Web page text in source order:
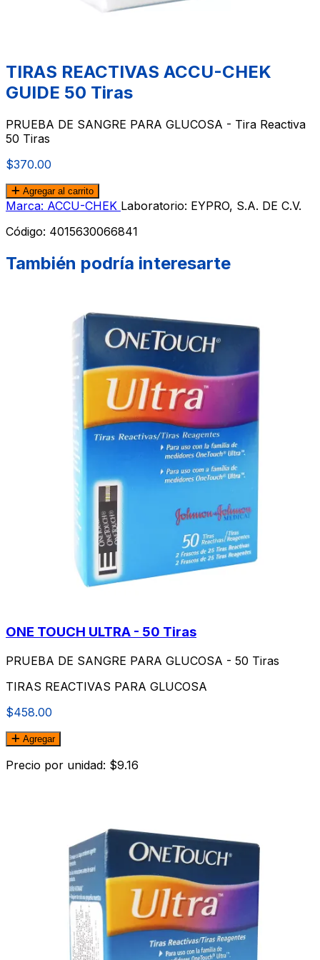
TIRAS REACTIVAS ACCU-CHEK
GUIDE 50 Tiras
PRUEBA DE SANGRE PARA GLUCOSA - Tira Reactiva
50 Tiras
$370.00
Agregar al carrito
Marca: ACCU-CHEK Laboratorio: EYPRO, S.A. DE C.V.
Código: 4015630066841
También podría interesarte
ONE TOUCH ULTRA - 50 Tiras
PRUEBA DE SANGRE PARA GLUCOSA - 50 Tiras
TIRAS REACTIVAS PARA GLUCOSA
$458.00
Agregar
Precio por unidad: $9.16